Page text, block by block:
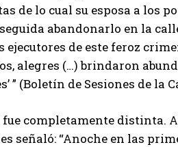
de lo cual su esposa a los
abandonarlo en la
ejecutores de este feroz
alegres (…) brindaron
” (Boletín de Sesiones de la
completamente distinta.
señaló: “Anoche en las